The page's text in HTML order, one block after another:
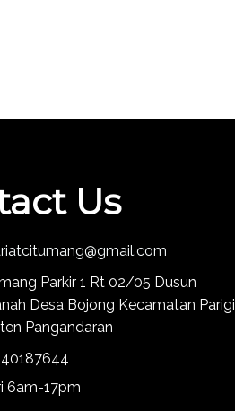
Us
Parkir 1 Rt 02/05 Dusun
Desa Bojong Kecamatan Parigi
Pangandaran
6am-17pm